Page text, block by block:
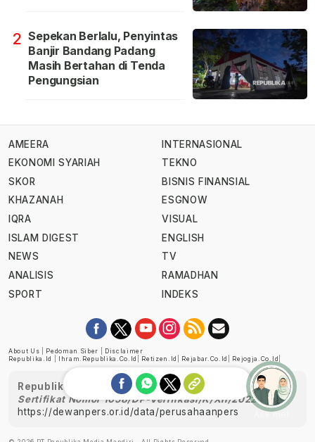
2 Sepekan Berlalu, Penyintas
Banjir Bandang Padang
Masih Bertahan di Tenda
Pengungsian
AMEERA
EKONOMI SYARIAH
SKOR
KHAZANAH
IQRA
ISLAM DIGEST
NEWS
ANALISIS
SPORT
INTERNASIONAL
TEKNO
BISNIS FINANSIAL
ESGNOW
VISUAL
ENGLISH
TV
RAMADHAN
INDEKS
About Us Pedoman Siber
Disclaimer
Republika.id
Ihram.republika.co.id Retizen.id Rejabar.co.id Rejogja.co.id
Republika telah diverifikasi oleh Dewan Pers
Sertifikat Nomor 1058/DP-Verifikasi/K/XII/2022
https://dewanpers.or.id/data/perusahaanpers
Ask me!